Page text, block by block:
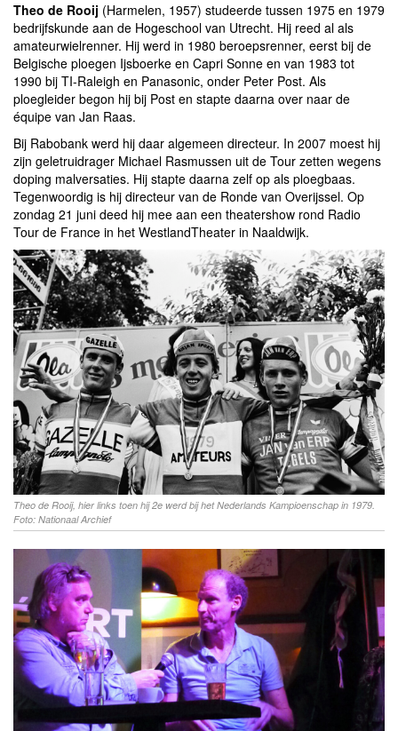
Theo de Rooij (Harmelen, 1957) studeerde tussen 1975 en 1979
bedrijfskunde aan de Hogeschool van Utrecht. Hij reed al als
amateurwielrenner. Hij werd in 1980 beroepsrenner, eerst bij de
Belgische ploegen Ijsboerke en Capri Sonne en van 1983 tot
1990 bij TI-Raleigh en Panasonic, onder Peter Post. Als
ploegleider begon hij bij Post en stapte daarna over naar de
équipe van Jan Raas.
Bij Rabobank werd hij daar algemeen directeur. In 2007 moest hij
zijn geletruidrager Michael Rasmussen uit de Tour zetten wegens
doping malversaties. Hij stapte daarna zelf op als ploegbaas.
Tegenwoordig is hij directeur van de Ronde van Overijssel. Op
zondag 21 juni deed hij mee aan een theatershow rond Radio
Tour de France in het WestlandTheater in Naaldwijk.
Theo de Rooij, hier links toen hij 2e werd bij het Nederlands Kampioenschap in 1979.
Foto: Nationaal Archief